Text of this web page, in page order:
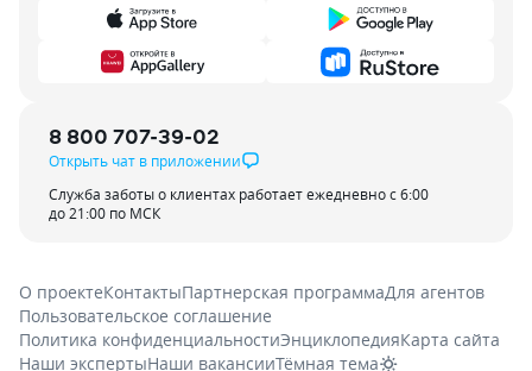
8 800 707-39-02
Открыть чат в приложении
Служба заботы о клиентах работает ежедневно с 6:00
до 21:00 по МСК
О проектеКонтактыПартнерская программаДля агентов
Пользовательское соглашение
Политика конфиденциальностиЭнциклопедияКарта сайта
Наши экспертыНаши вакансииТёмная тема